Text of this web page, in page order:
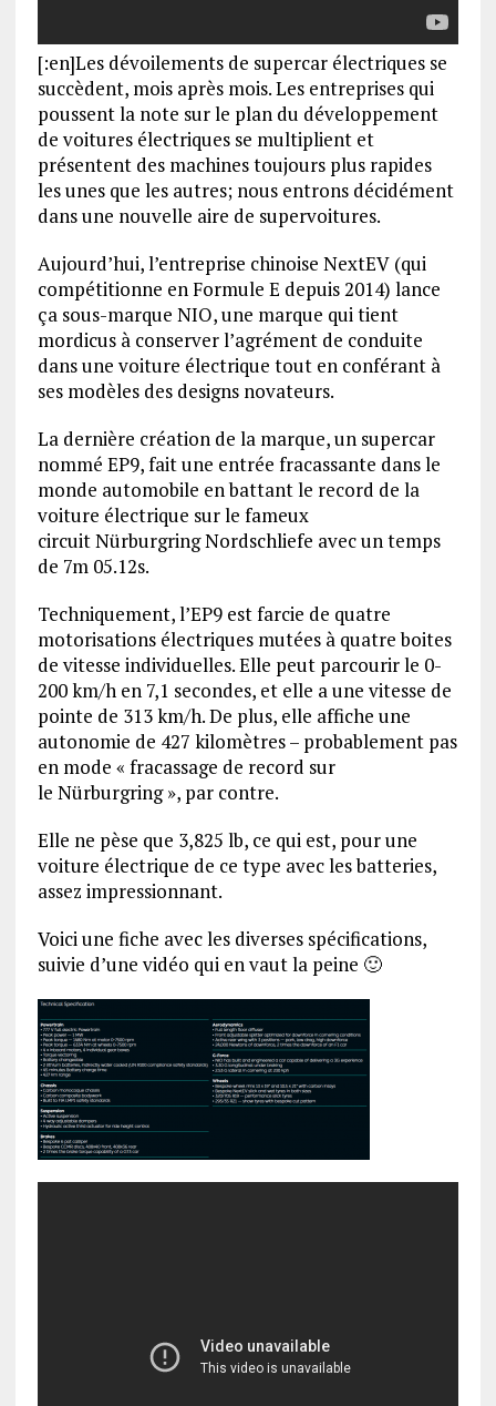
[:en]Les dévoilements de supercar électriques se
succèdent, mois après mois. Les entreprises qui
poussent la note sur le plan du développement
de voitures électriques se multiplient et
présentent des machines toujours plus rapides
les unes que les autres; nous entrons décidément
dans une nouvelle aire de supervoitures.
Aujourd’hui, l’entreprise chinoise NextEV (qui
compétitionne en Formule E depuis 2014) lance
ça sous-marque NIO, une marque qui tient
mordicus à conserver l’agrément de conduite
dans une voiture électrique tout en conférant à
ses modèles des designs novateurs.
La dernière création de la marque, un supercar
nommé EP9, fait une entrée fracassante dans le
monde automobile en battant le record de la
voiture électrique sur le fameux
circuit Nürburgring Nordschliefe avec un temps
de 7m 05.12s.
Techniquement, l’EP9 est farcie de quatre
motorisations électriques mutées à quatre boites
de vitesse individuelles. Elle peut parcourir le 0-
200 km/h en 7,1 secondes, et elle a une vitesse de
pointe de 313 km/h. De plus, elle affiche une
autonomie de 427 kilomètres – probablement pas
en mode « fracassage de record sur
le Nürburgring », par contre.
Elle ne pèse que 3,825 lb, ce qui est, pour une
voiture électrique de ce type avec les batteries,
assez impressionnant.
Voici une fiche avec les diverses spécifications,
suivie d’une vidéo qui en vaut la peine 🙂